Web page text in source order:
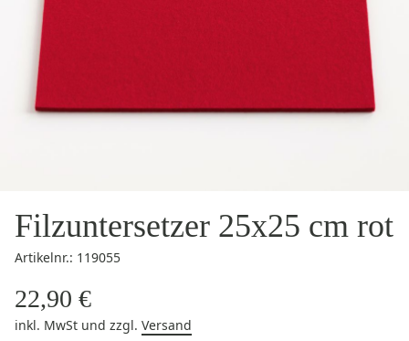
Filzuntersetzer 25x25 cm rot
Artikelnr.: 119055
22,90 €
inkl. MwSt und zzgl. Versand